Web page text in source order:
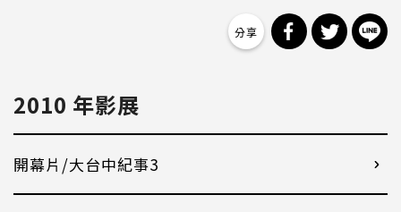
分享到分享到
2010 年影展
開幕片/大台中紀事3